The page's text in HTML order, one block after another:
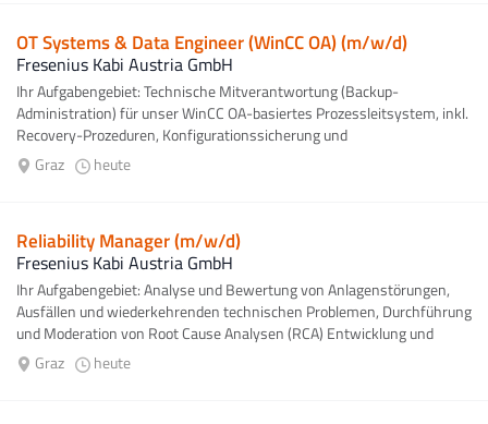
OT Systems & Data Engineer (WinCC OA) (m/w/d)
Fresenius Kabi Austria GmbH
Ihr Aufgabengebiet: Technische Mitverantwortung (Backup-
Administration) für unser WinCC OA-basiertes Prozessleitsystem, inkl.
Recovery-Prozeduren, Konfigurationssicherung und
Systemdokumentation, Aufbau und Betrieb...
Graz heute
Reliability Manager (m/w/d)
Fresenius Kabi Austria GmbH
Ihr Aufgabengebiet: Analyse und Bewertung von Anlagenstörungen,
Ausfällen und wiederkehrenden technischen Problemen, Durchführung
und Moderation von Root Cause Analysen (RCA) Entwicklung und
Umsetzung nachhaltiger...
Graz heute